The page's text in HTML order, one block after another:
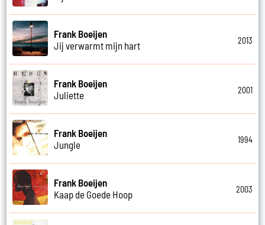
Frank Boeijen
Jij verwarmt mijn hart
2013
Frank Boeijen
Juliette
2001
Frank Boeijen
Jungle
1994
Frank Boeijen
Kaap de Goede Hoop
2003